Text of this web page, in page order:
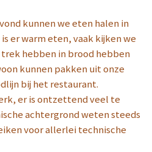
kunnen we eten halen in
er warm eten, vaak kijken we
hebben in brood hebben
kunnen pakken uit onze
bij het restaurant.
er is ontzettend veel te
achtergrond weten steeds
voor allerlei technische